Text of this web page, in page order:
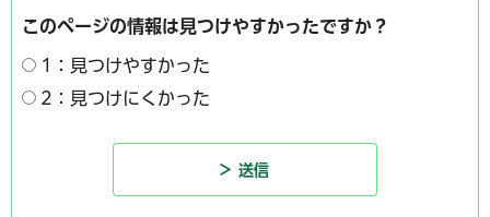
このページの情報は見つけやすかったですか？
1：見つけやすかった
2：見つけにくかった